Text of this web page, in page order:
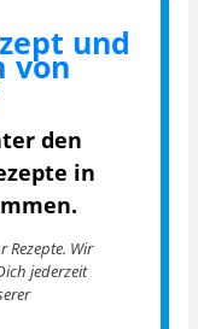
und
von
den
in
Rezepte. Wir
jederzeit